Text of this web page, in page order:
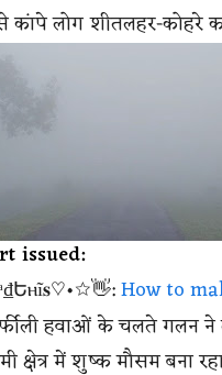
लोग शीतलहर-कोहरे
issued:
How to
हवाओं के चलते गलन ने
क्षेत्र में शुष्क मौसम बना